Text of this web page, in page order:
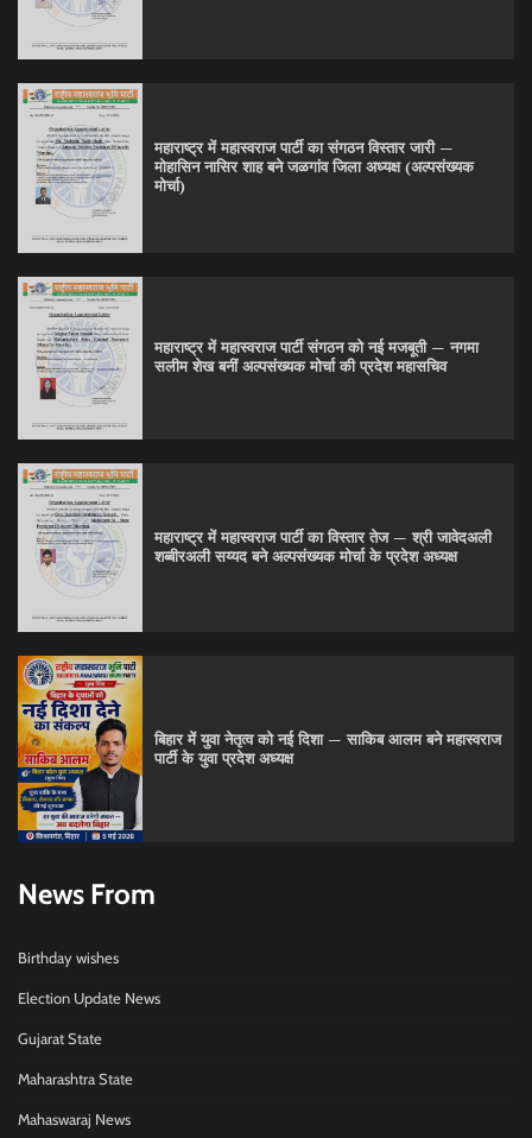
महाराष्ट्र में महास्वराज पार्टी का संगठन विस्तार जारी —
मोहासिन नासिर शाह बने जळगांव जिला अध्यक्ष (अल्पसंख्यक
मोर्चा)
महाराष्ट्र में महास्वराज पार्टी संगठन को नई मजबूती — नगमा
सलीम शेख बनीं अल्पसंख्यक मोर्चा की प्रदेश महासचिव
महाराष्ट्र में महास्वराज पार्टी का विस्तार तेज — श्री जावेदअली
शब्बीरअली सय्यद बने अल्पसंख्यक मोर्चा के प्रदेश अध्यक्ष
बिहार में युवा नेतृत्व को नई दिशा — साकिब आलम बने महास्वराज
पार्टी के युवा प्रदेश अध्यक्ष
News From
Birthday wishes
Election Update News
Gujarat State
Maharashtra State
Mahaswaraj News